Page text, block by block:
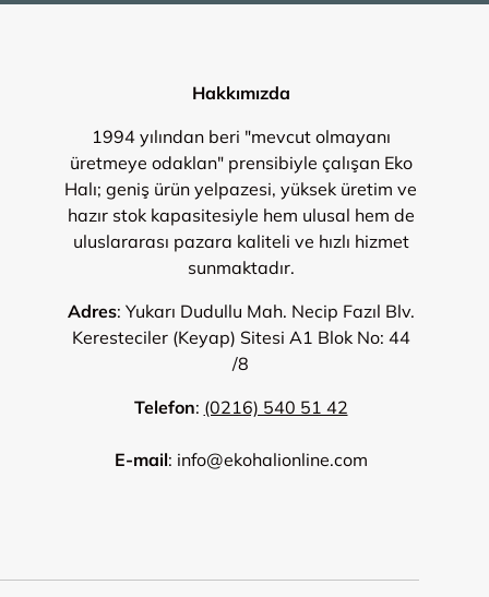
Hakkımızda
1994 yılından beri "mevcut olmayanı
üretmeye odaklan" prensibiyle çalışan Eko
Halı; geniş ürün yelpazesi, yüksek üretim ve
hazır stok kapasitesiyle hem ulusal hem de
uluslararası pazara kaliteli ve hızlı hizmet
sunmaktadır.
Adres: Yukarı Dudullu Mah. Necip Fazıl Blv.
Keresteciler (Keyap) Sitesi A1 Blok No: 44
/8
Telefon: (0216) 540 51 42
E-mail: info@ekohalionline.com